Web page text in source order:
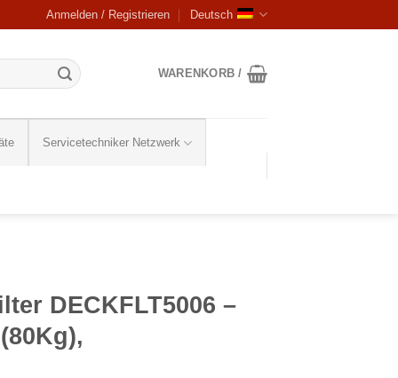
Anmelden / Registrieren Deutsch
WARENKORB /
Servicetechniker Netzwerk
DECKFLT5006 –